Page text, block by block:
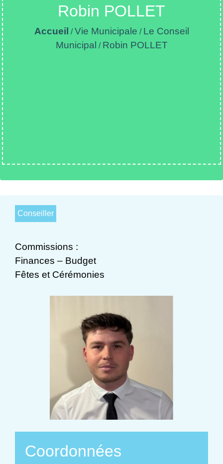
Robin POLLET
Accueil /Vie Municipale / Le Conseil
Municipal / Robin POLLET
Conseiller
Commissions :
Finances – Budget
Fêtes et Cérémonies
Coordonnées